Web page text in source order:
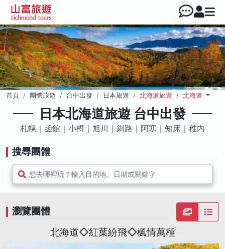
首頁 團體旅遊 台中出發 日本旅遊 北海道旅遊 / 北海道
日本北海道旅遊 台中出發
札幌｜函館｜小樽｜旭川｜釧路｜阿寒｜知床｜稚內
搜尋團體
想去哪裡玩？輸入目的地、日期或關鍵字
瀏覽團體
北海道◇紅葉紛飛◇楓情萬種